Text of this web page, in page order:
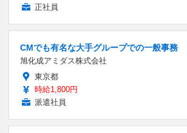
正社員
CMでも有名な大手グループでの一般事務
旭化成アミダス株式会社
東京都
時給1,800円
派遣社員